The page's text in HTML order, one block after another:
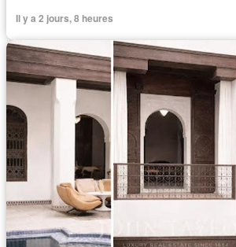
Il y a 2 jours, 8 heures